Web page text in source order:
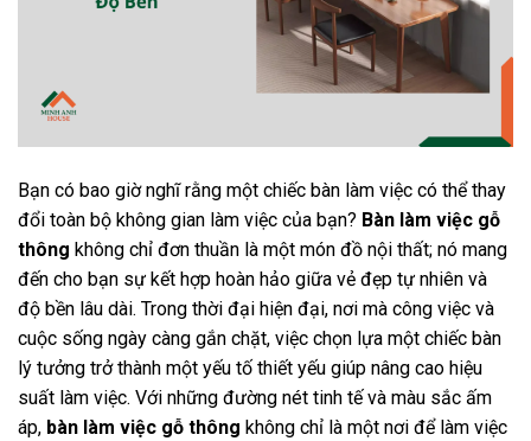
Bạn có bao giờ nghĩ rằng một chiếc bàn làm việc có thể thay
đổi toàn bộ không gian làm việc của bạn? Bàn làm việc gỗ
thông không chỉ đơn thuần là một món đồ nội thất; nó mang
đến cho bạn sự kết hợp hoàn hảo giữa vẻ đẹp tự nhiên và
độ bền lâu dài. Trong thời đại hiện đại, nơi mà công việc và
cuộc sống ngày càng gắn chặt, việc chọn lựa một chiếc bàn
lý tưởng trở thành một yếu tố thiết yếu giúp nâng cao hiệu
suất làm việc. Với những đường nét tinh tế và màu sắc ấm
áp, bàn làm việc gỗ thông không chỉ là một nơi để làm việc